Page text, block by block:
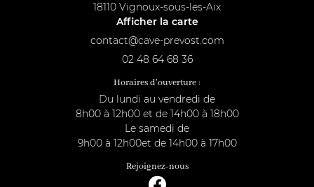
18110 Vignoux-sous-les-Aix
Afficher la carte
02 48 64 68 36
Horaires d'ouverture :
Du lundi au vendredi de
8h00 à 12h00 et de 14h00 à 18h00
Le samedi de
9h00 à 12h00et de 14h00 à 17h00
Rejoignez-nous